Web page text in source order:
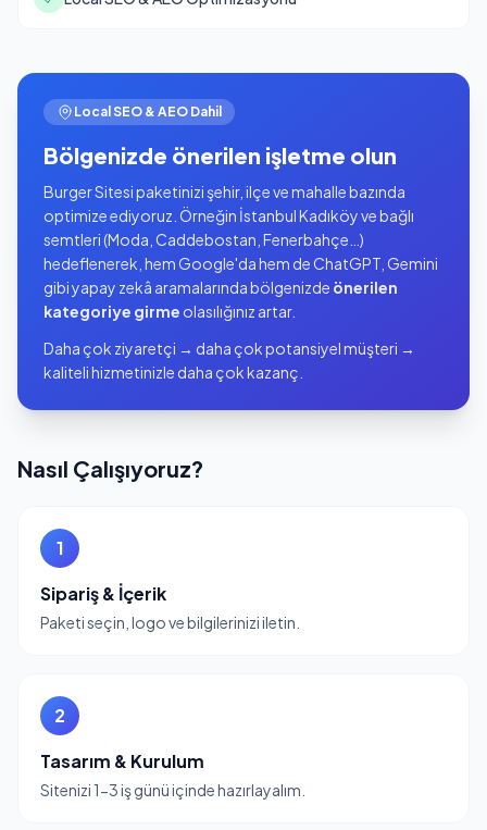
Local SEO & AEO Dahil
Bölgenizde önerilen işletme olun
Burger Sitesi paketinizi şehir, ilçe ve mahalle bazında
optimize ediyoruz. Örneğin İstanbul Kadıköy ve bağlı
semtleri (Moda, Caddebostan, Fenerbahçe…)
hedeflenerek, hem Google'da hem de ChatGPT, Gemini
gibi yapay zekâ aramalarında bölgenizde önerilen
kategoriye girme olasılığınız artar.
Daha çok ziyaretçi → daha çok potansiyel müşteri →
kaliteli hizmetinizle daha çok kazanç.
Nasıl Çalışıyoruz?
1
Sipariş & İçerik
Paketi seçin, logo ve bilgilerinizi iletin.
2
Tasarım & Kurulum
Sitenizi 1-3 iş günü içinde hazırlayalım.